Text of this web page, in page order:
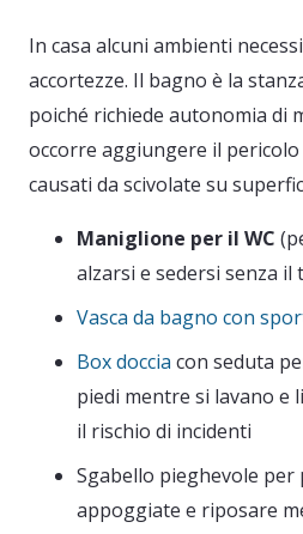
In casa alcuni ambienti
accortezze. Il bagno è la
poiché richiede autonomia di
occorre aggiungere il
causati da scivolate su
Maniglione per il WC
alzarsi e sedersi senza
Vasca da bagno con
Box doccia con seduta
piedi mentre si lavano e
il rischio di incidenti
Sgabello pieghevole
appoggiate e riposare